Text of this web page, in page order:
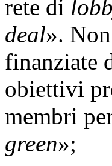
rete di
deal».
finanziate
obiettivi
membri
green»;